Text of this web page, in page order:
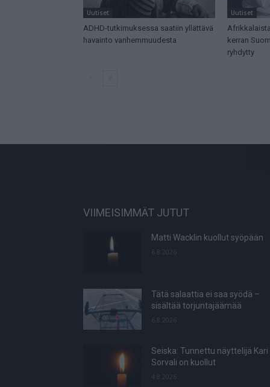
Uutiset
ADHD-tutkimuksessa saatiin yllättävä
havainto vanhemmuudesta
Uutiset
kerran
ryhdytty
VIIMEISIMMÄT JUTUT
Matti Wacklin kuollut syöpään
6.8.2026
Tätä salaattia ei saa syödä –
sisältää torjuntajäämää
6.8.2026
Seiska: Tunnettu näyttelijä Kari
Sorvali on kuollut
4.8.2026